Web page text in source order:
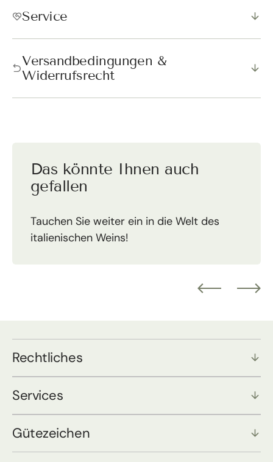
Service
Versandbedingungen &
Widerrufsrecht
Das könnte Ihnen auch
gefallen
Tauchen Sie weiter ein in die Welt des
italienischen Weins!
Rechtliches
Services
Gütezeichen